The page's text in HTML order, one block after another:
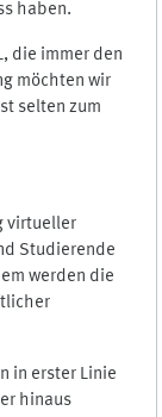
haben.
die immer den
möchten wir
selten zum
virtueller
Studierende
werden die
in erster Linie
hinaus